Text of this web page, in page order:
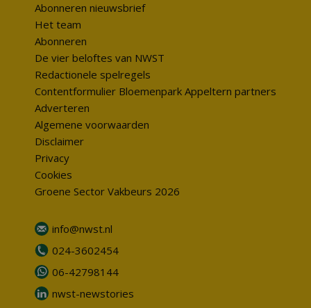
Abonneren nieuwsbrief
Het team
Abonneren
De vier beloftes van NWST
Redactionele spelregels
Contentformulier Bloemenpark Appeltern partners
Adverteren
Algemene voorwaarden
Disclaimer
Privacy
Cookies
Groene Sector Vakbeurs 2026
info@nwst.nl
024-3602454
06-42798144
nwst-newstories